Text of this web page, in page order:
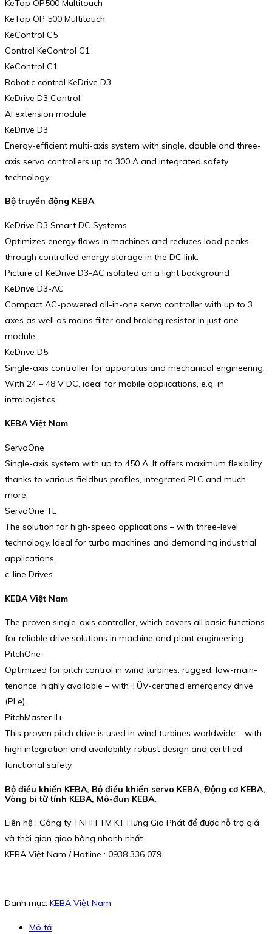
KeTop OP500 Multitouch
KeTop OP 500 Multitouch
KeControl C5
Control KeControl C1
KeControl C1
Robotic control KeDrive D3
KeDrive D3 Control
AI extension module
KeDrive D3
Energy-efficient multi-axis system with single, double and three-
axis servo controllers up to 300 A and integrated safety
technology.
Bộ truyền động KEBA
KeDrive D3 Smart DC Systems
Optimizes energy flows in machines and reduces load peaks
through controlled energy storage in the DC link.
Picture of KeDrive D3-AC isolated on a light background
KeDrive D3-AC
Compact AC-powered all-in-one servo controller with up to 3
axes as well as mains filter and braking resistor in just one
module.
KeDrive D5
Single-axis controller for apparatus and mechanical engi­neering.
With 24 – 48 V DC, ideal for mobile applications, e.g. in
intralogistics.
KEBA Việt Nam
ServoOne
Single-axis system with up to 450 A. It offers maximum flexi­bility
thanks to various field­bus profiles, inte­grated PLC and much
more.
ServoOne TL
The solution for high-speed applications – with three-level
technology. Ideal for turbo machines and demanding industrial
applications.
c-line Drives
KEBA Việt Nam
The proven single-axis controller, which covers all basic functions
for reliable drive solutions in machine and plant engineering.
PitchOne
Optimized for pitch control in wind turbines: rugged, low-main­
ten­ance, highly available – with TÜV-certified emergency drive
(PLe).
PitchMaster II+
This proven pitch drive is used in wind turbines world­wide – with
high integration and availa­bility, robust design and certified
functional safety.
Bộ điều khiển KEBA, Bộ điều khiển servo KEBA, Động cơ KEBA,
Vòng bi từ tính KEBA, Mô-đun KEBA.
Liên hệ : Công ty TNHH TM KT Hưng Gia Phát để được hỗ trợ giá
và thời gian giao hàng nhanh nhất.
KEBA Việt Nam / Hotline : 0938 336 079
Danh mục: KEBA Việt Nam
Mô tả